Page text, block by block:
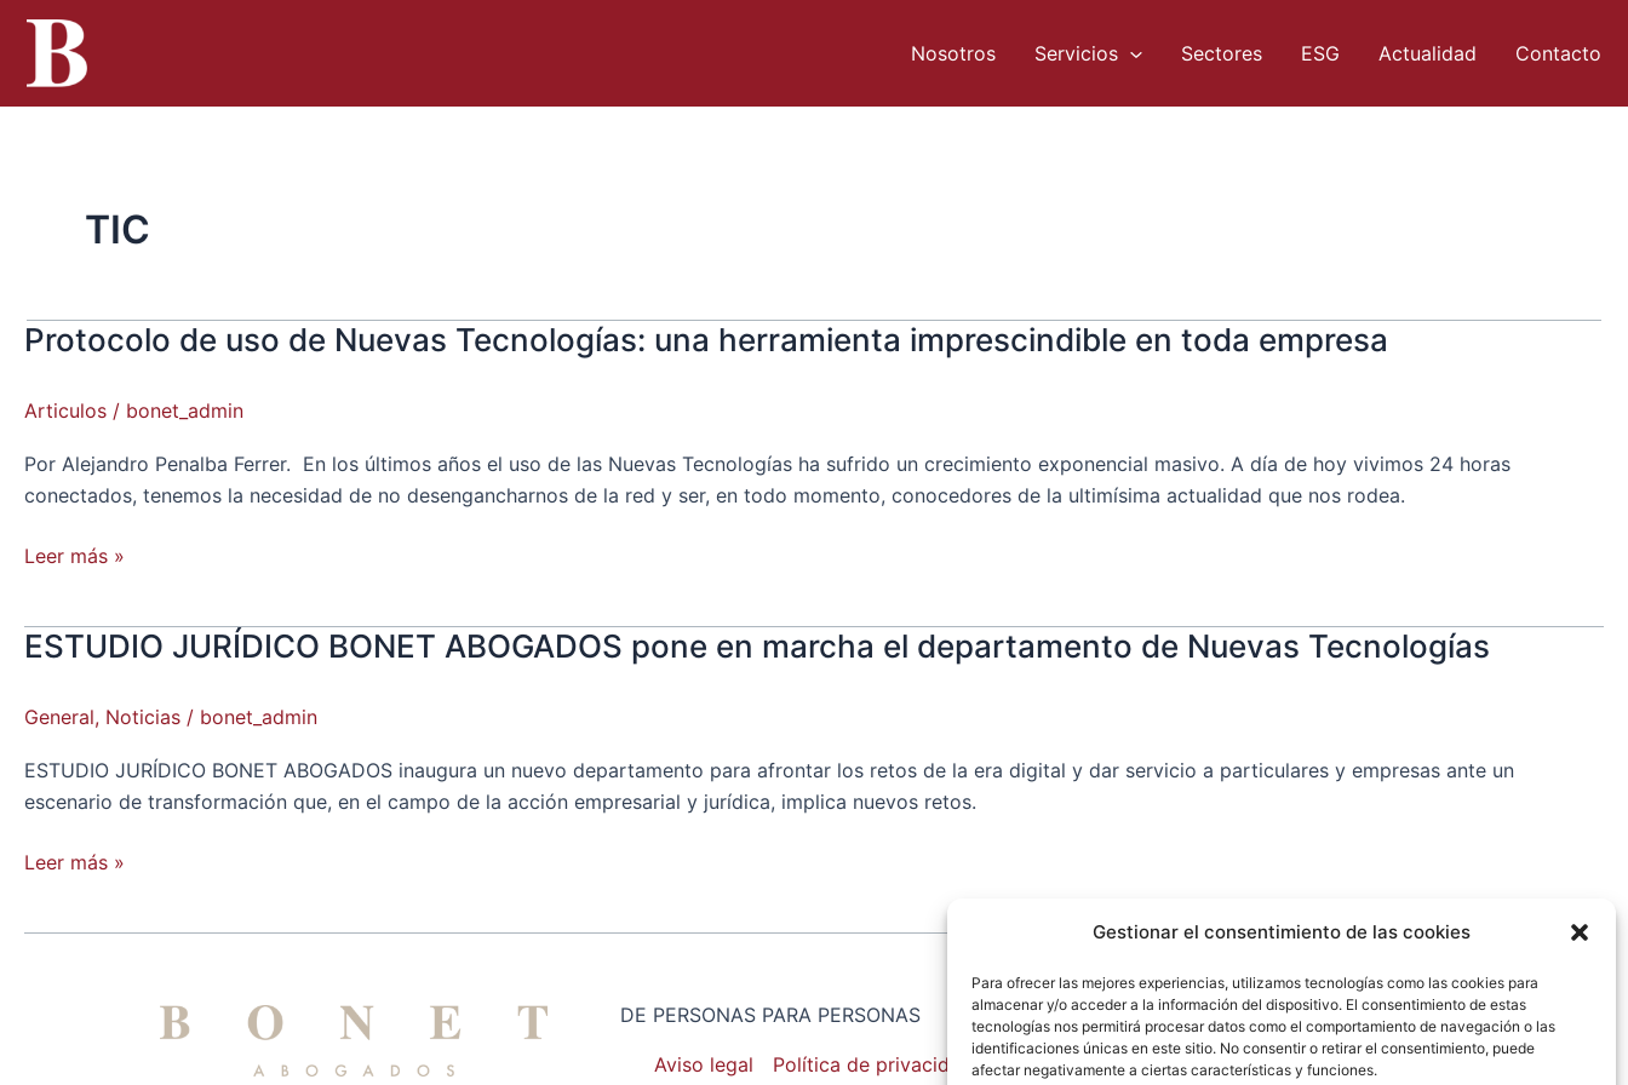
Gestionar el consentimiento de las cookies
Para ofrecer las mejores experiencias, utilizamos tecnologías como las cookies para
almacenar y/o acceder a la información del dispositivo. El consentimiento de estas
tecnologías nos permitirá procesar datos como el comportamiento de navegación o las
identificaciones únicas en este sitio. No consentir o retirar el consentimiento, puede
afectar negativamente a ciertas características y funciones.
contenido
Nosotros Servicios Sectores ESG Actualidad Contacto
TIC
Protocolo de uso de Nuevas Tecnologías: una herramienta imprescindible en toda empresa
Articulos / bonet_admin
Por Alejandro Penalba Ferrer. En los últimos años el uso de las Nuevas Tecnologías ha sufrido un crecimiento exponencial masivo. A día de hoy vivimos 24 horas
conectados, tenemos la necesidad de no desengancharnos de la red y ser, en todo momento, conocedores de la ultimísima actualidad que nos rodea.
Protocolo
uso
Nuevas
Tecnologías:
herramienta
toda
Leer más »
ESTUDIO JURÍDICO BONET ABOGADOS pone en marcha el departamento de Nuevas Tecnologías
General, Noticias / bonet_admin
ESTUDIO JURÍDICO BONET ABOGADOS inaugura un nuevo departamento para afrontar los retos de la era digital y dar servicio a particulares y empresas ante un
escenario de transformación que, en el campo de la acción empresarial y jurídica, implica nuevos retos.
ESTUDIO
BONET
pone
en
el
Leer más »
DE PERSONAS PARA PERSONAS
Aviso legal
Política de privacidad
L
i